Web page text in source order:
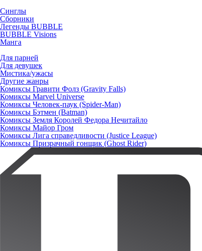
Синглы
Сборники
Легенды BUBBLE
BUBBLE Visions
Манга
Для парней
Для девушек
Мистика/ужасы
Другие жанры
Комиксы Гравити Фолз (Gravity Falls)
Комиксы Marvel Universe
Комиксы Человек-паук (Spider-Man)
Комиксы Бэтмен (Batman)
Комиксы Земля Королей Федора Нечитайло
Комиксы Майор Гром
Комиксы Лига справедливости (Justice League)
Комиксы Призрачный гонщик (Ghost Rider)